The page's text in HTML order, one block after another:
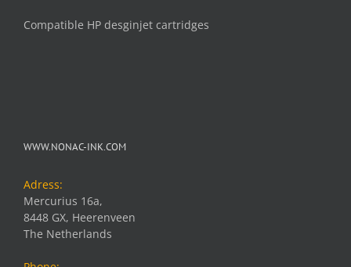
Compatible HP desginjet cartridges
WWW.NONAC-INK.COM
Adress:
Mercurius 16a,
8448 GX, Heerenveen
The Netherlands